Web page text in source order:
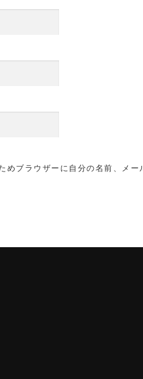
めブラウザーに自分の名前、メー